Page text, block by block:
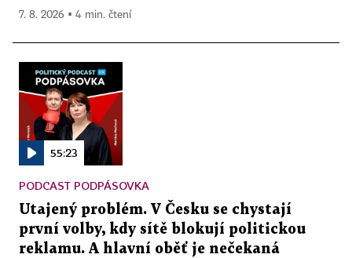
7. 8. 2026 ▪ 4 min. čtení
55:23
PODCAST PODPÁSOVKA
Utajený problém. V Česku se chystají
první volby, kdy sítě blokují politickou
reklamu. A hlavní oběť je nečekaná